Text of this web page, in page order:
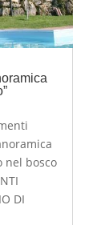
nel bosco
DI